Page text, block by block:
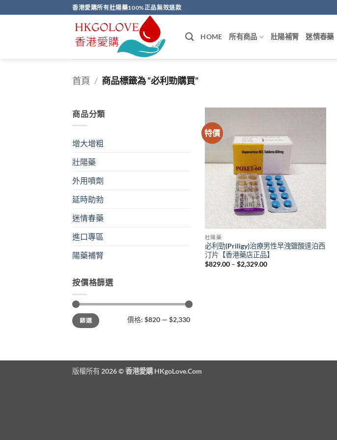
to
香港愛購所有壯陽藥100%正品無效退款
HOME 所有商品 壯陽補腎 迷情春藥
首頁 / 商品標籤為 “必利勁購買”
商品分類
增大增粗
壯陽藥
外用噴劑
延時助勃
迷情春藥
進口專區
陽藥補腎
按價格篩選
最
低
價
最
高
價
篩選 價格: $820 — $2,330
特價
壯陽藥
必利勁(Priligy)治療男性早洩鹽酸達泊西
汀片【香港藥店正品】
$829.00 – $2,329.00Price
版權所有 2026 ©香港愛購 HKgoLove.Com